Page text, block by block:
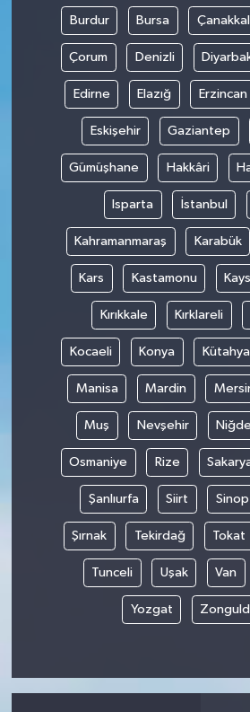
Burdur Bursa
Çorum Denizli
Edirne Elazığ Erzincan
Eskişehir Gaziantep
Gümüşhane Hakkâri
Isparta İstanbul
Kahramanmaraş Karabük
Kars Kastamonu
Kırıkkale Kırklareli
Kocaeli Konya Kütahya
Manisa Mardin
Muş Nevşehir Niğde
Osmaniye Rize
Şanlıurfa Siirt Sinop
Şırnak Tekirdağ Tokat
Tunceli Uşak Van
Yozgat